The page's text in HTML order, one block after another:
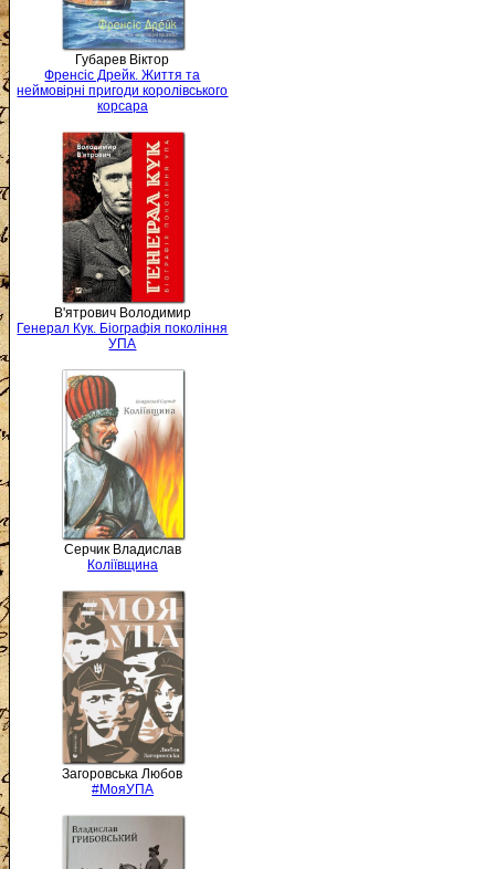
Губарев Віктор
Френсіс Дрейк. Життя та
неймовірні пригоди королівського
корсара
В'ятрович Володимир
Генерал Кук. Біографія покоління
УПА
Серчик Владислав
Коліївщина
Загоровська Любов
#МояУПА